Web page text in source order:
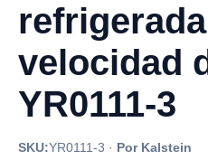
velocidad
YR0111-3
SKU:YR0111-3 · Por Kalstein